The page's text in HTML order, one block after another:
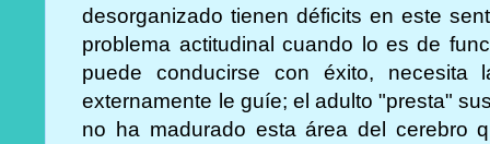
desorganizado tienen déficits en este
problema actitudinal cuando lo es de
puede conducirse con éxito,
externamente le guíe; el adulto "presta"
no ha madurado esta área del cerebro